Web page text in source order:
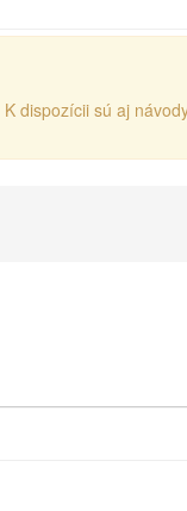
K dispozícii sú aj